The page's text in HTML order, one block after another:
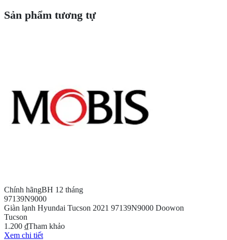
Sản phẩm tương tự
Chính hãngBH 12 tháng
97139N9000
Giàn lạnh Hyundai Tucson 2021 97139N9000 Doowon
Tucson
1.200 ₫Tham khảo
Xem chi tiết